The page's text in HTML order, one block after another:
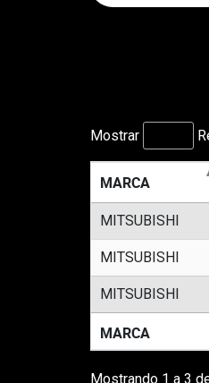
Mostrar
MARCA
MITSUBISHI
MITSUBISHI
MITSUBISHI
MARCA
Mostrando 1 a 3